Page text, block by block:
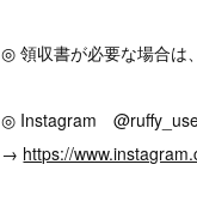
◎ 領収書が必要な場合は
◎ Instagram
→ https://